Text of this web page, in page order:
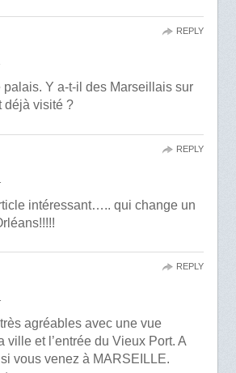
Y a-t-il des Marseillais sur
déjà visité ?
REPLY
intéressant….. qui change un
REPLY
agréables avec une vue
ville et l’entrée du Vieux Port. A
vous venez à MARSEILLE.
REPLY